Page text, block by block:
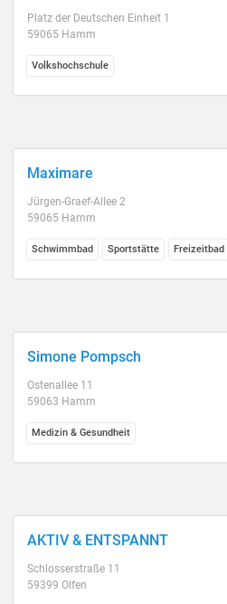
Platz der Deutschen Einheit 1
59065 Hamm
Volkshochschule
Maximare
Jürgen-Graef-Allee 2
59065 Hamm
Schwimmbad Sportstätte Freizeitbad
Simone Pompsch
Ostenallee 11
59063 Hamm
Medizin & Gesundheit
AKTIV & ENTSPANNT
Schlosserstraße 11
59399 Olfen